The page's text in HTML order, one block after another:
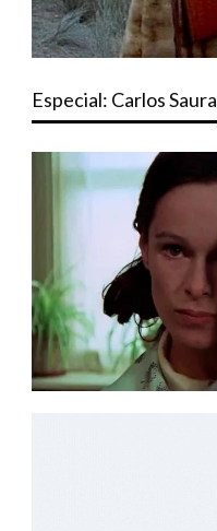
Especial: Carlos Saura